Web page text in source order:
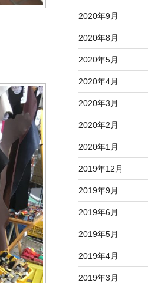
2020年9月
2020年8月
2020年5月
2020年4月
2020年3月
2020年2月
2020年1月
2019年12月
2019年9月
2019年6月
2019年5月
2019年4月
2019年3月